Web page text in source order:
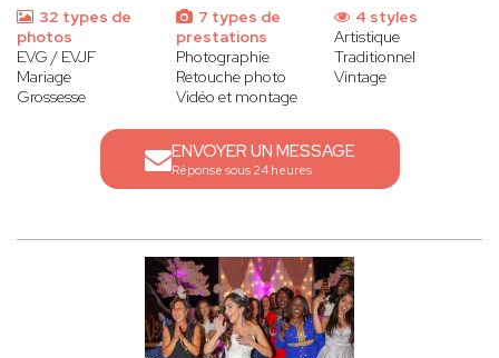
32 types de
photos
EVG / EVJF
Mariage
Grossesse
7 types de
prestations
Photographie
Retouche photo
Vidéo et montage
4 styles
Artistique
Traditionnel
Vintage
ENVOYER UN MESSAGE
Réponse sous 24 heures